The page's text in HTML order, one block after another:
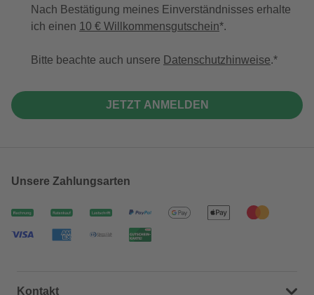
Nach Bestätigung meines Einverständnisses erhalte
ich einen 10 € Willkommensgutschein*.
Bitte beachte auch unsere Datenschutzhinweise.
JETZT ANMELDEN
Unsere Zahlungsarten
Kontakt